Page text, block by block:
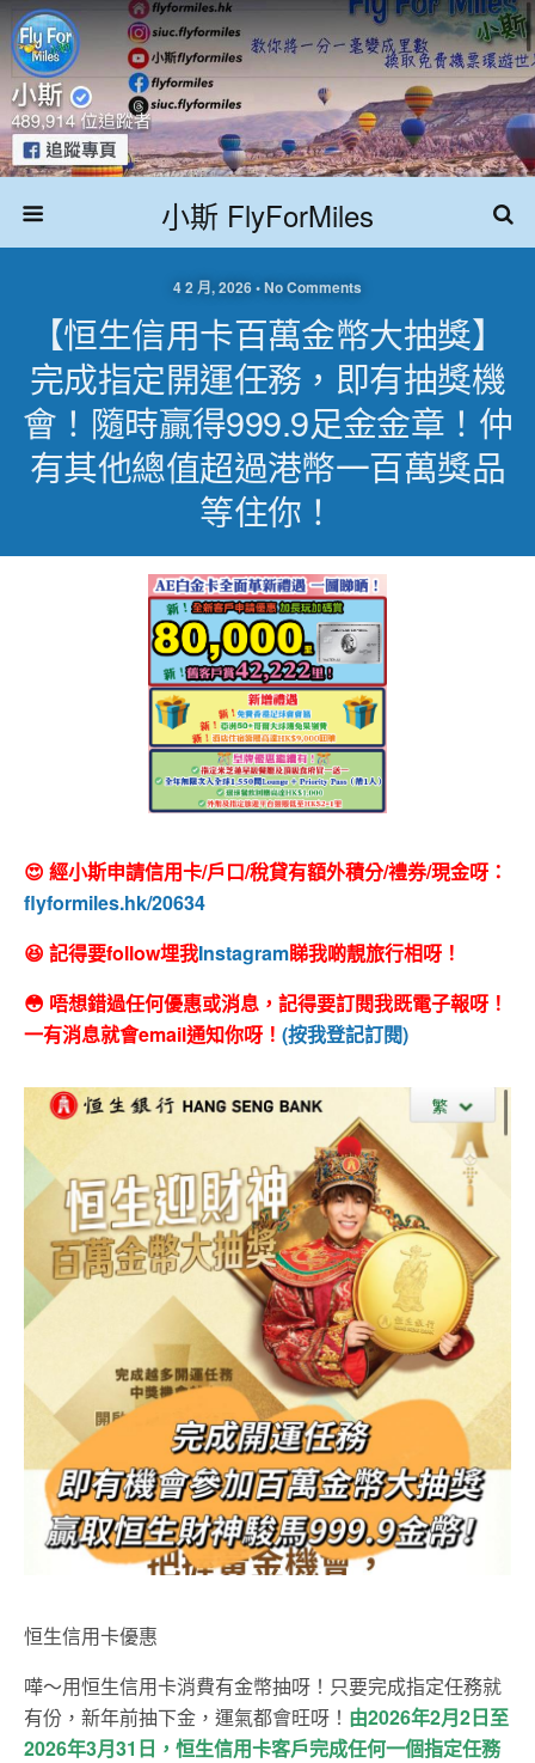
小斯 FlyForMiles
4 2 月, 2026 • No Comments
【恒生信用卡百萬金幣大抽獎】
完成指定開運任務，即有抽獎機
會！隨時贏得999.9足金金章！仲
有其他總值超過港幣一百萬獎品
等住你！
😍 經小斯申請信用卡/戶口/稅貸有額外積分/禮券/現金呀：
flyformiles.hk/20634
😆 記得要follow埋我Instagram睇我啲靚旅行相呀！
😳 唔想錯過任何優惠或消息，記得要訂閱我既電子報呀！
一有消息就會email通知你呀！ (按我登記訂閱)
恒生信用卡優惠
嘩～用恒生信用卡消費有金幣抽呀！只要完成指定任務就
有份，新年前抽下金，運氣都會旺呀！ 由2026年2月2日至
2026年3月31日，恒生信用卡客戶完成任何一個指定任務